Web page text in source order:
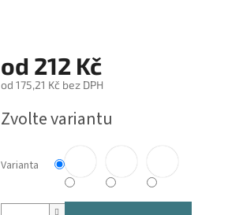
od 212 Kč
od 175,21 Kčbez DPH
cena:
Zvolte variantu
Varianta